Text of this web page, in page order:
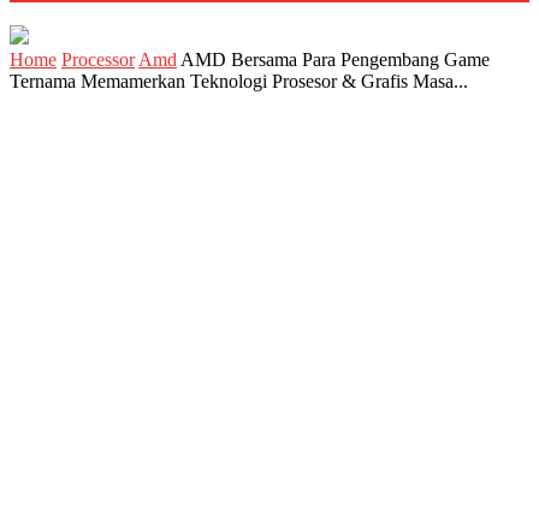
Home Processor Amd AMD Bersama Para Pengembang Game
Ternama Memamerkan Teknologi Prosesor & Grafis Masa...